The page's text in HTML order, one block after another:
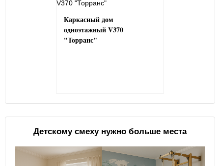
Каркасный дом
одноэтажный V370
"Торранс"
Детскому смеху нужно больше места